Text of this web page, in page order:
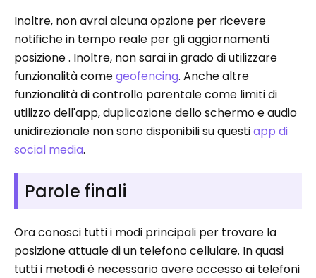
Inoltre, non avrai alcuna opzione per ricevere
notifiche in tempo reale per gli aggiornamenti
posizione . Inoltre, non sarai in grado di utilizzare
funzionalità comegeofencing. Anche altre
funzionalità di controllo parentale come limiti di
utilizzo dell'app, duplicazione dello schermo e audio
unidirezionale non sono disponibili su questiapp di
social media.
Parole finali
Ora conosci tutti i modi principali per trovare la
posizione attuale di un telefono cellulare. In quasi
tutti i metodi è necessario avere accesso ai telefoni